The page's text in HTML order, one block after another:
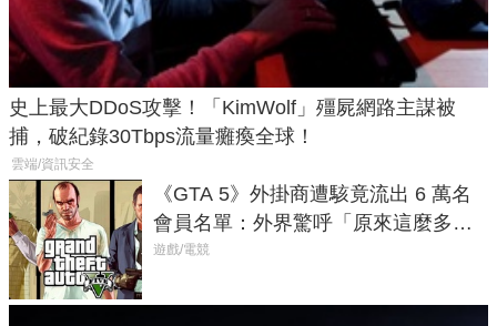
史上最大DDoS攻擊！「KimWolf」殭屍網路主謀被
捕，破紀錄30Tbps流量癱瘓全球！
雲端/資訊安全
《GTA 5》外掛商遭駭竟流出 6 萬名
會員名單：外界驚呼「原來這麼多人
在開掛！」
遊戲/電競